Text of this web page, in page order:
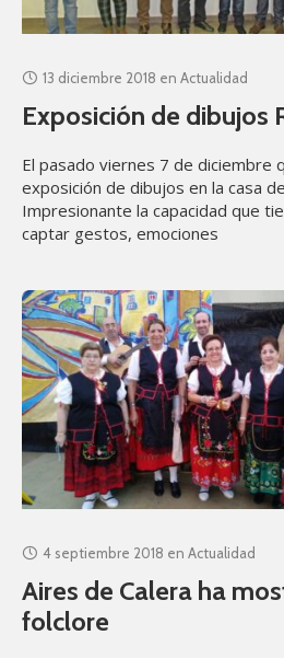
13 diciembre 2018 en Actualidad
Exposición de dibujos
El pasado viernes 7 de diciembre
exposición de dibujos en la casa
Impresionante la capacidad que
captar gestos, emociones
4 septiembre 2018 en Actualidad
Aires de Calera ha
folclore